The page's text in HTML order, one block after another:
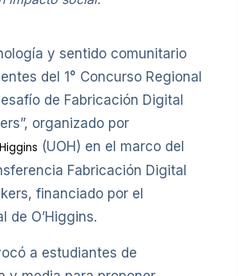
y sentido comunitario
del 1° Concurso Regional
de Fabricación Digital
organizado por
(UOH) en el marco del
Fabricación Digital
financiado por el
de O’Higgins.
a estudiantes de